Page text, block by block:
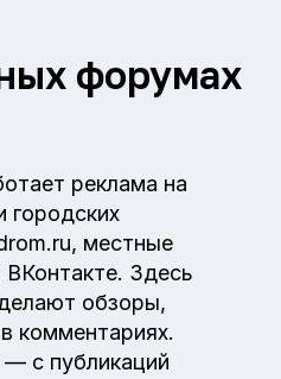
форумах
реклама на
городских
местные
ВКонтакте. Здесь
обзоры,
комментариях.
с публикаций